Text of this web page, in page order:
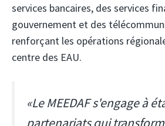
services bancaires, des services
gouvernement et des
renforçant les opérations
centre des EAU.
«Le MEEDAF s'engage à
partenariats qui